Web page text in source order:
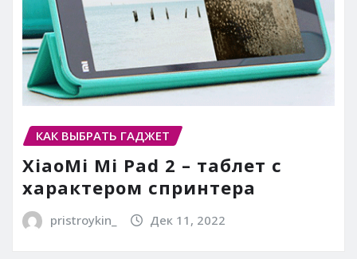
КАК ВЫБРАТЬ ГАДЖЕТ
XiaoMi Mi Pad 2 – таблет с
характером спринтера
pristroykin_ Дек 11, 2022